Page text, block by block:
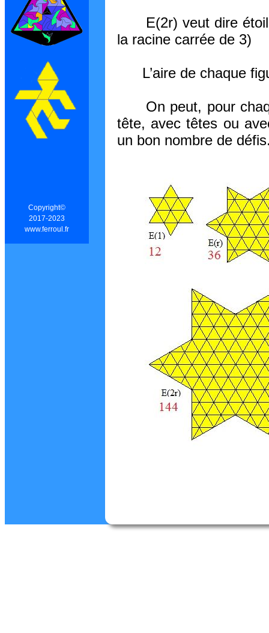
Copyright©
2017-2023
www.ferroul.fr
E(2r) veut dire
la racine carrée de 3)
L’aire de chaque
On peut, pour
tête, avec têtes ou
un bon nombre de